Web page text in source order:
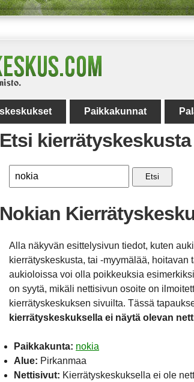
Paikkakunnat
Etsi
Etsi
Nokian
Alla näkyvän esittelysivun tiedot, kuten
kierrätyskeskusta, tai -myymälää,
aukioloissa voi olla poikkeuksia
on syytä, mikäli nettisivun osoite on
kierrätyskeskuksen sivuilta. Tässä
kierrätyskeskuksella ei näytä olevan
Paikkakunta: nokia
Alue: Pirkanmaa
Nettisivut: Kierrätyskeskuksella ei ole